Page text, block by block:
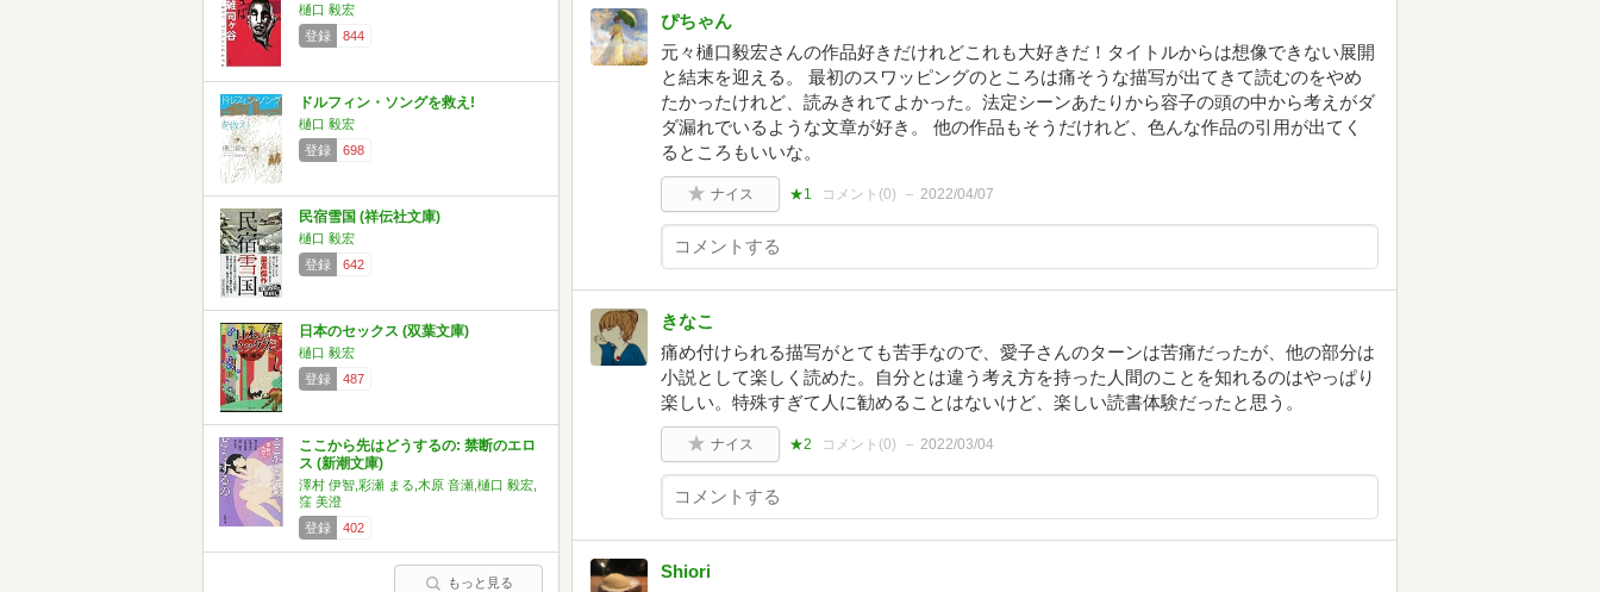
樋口 毅宏
登録
844
ドルフィン・ソングを救え!
樋口 毅宏
登録
698
民宿雪国 (祥伝社文庫)
樋口 毅宏
登録
642
日本のセックス (双葉文庫)
樋口 毅宏
登録
487
ここから先はどうするの: 禁断のエロ
ス (新潮文庫)
澤村 伊智,彩瀬 まる,木原 音瀬,樋口 毅宏,
窪 美澄
登録
402
もっと見る
ぴちゃん
元々樋口毅宏さんの作品好きだけれどこれも大好きだ！タイトルからは想像できない展開
と結末を迎える。 最初のスワッピングのところは痛そうな描写が出てきて読むのをやめ
たかったけれど、読みきれてよかった。法定シーンあたりから容子の頭の中から考えがダ
ダ漏れでいるような文章が好き。 他の作品もそうだけれど、色んな作品の引用が出てく
るところもいいな。
ナイス ★1 コメント(0) 2022/04/07
きなこ
痛め付けられる描写がとても苦手なので、愛子さんのターンは苦痛だったが、他の部分は
小説として楽しく読めた。自分とは違う考え方を持った人間のことを知れるのはやっぱり
楽しい。特殊すぎて人に勧めることはないけど、楽しい読書体験だったと思う。
ナイス ★2 コメント(0) 2022/03/04
Shiori